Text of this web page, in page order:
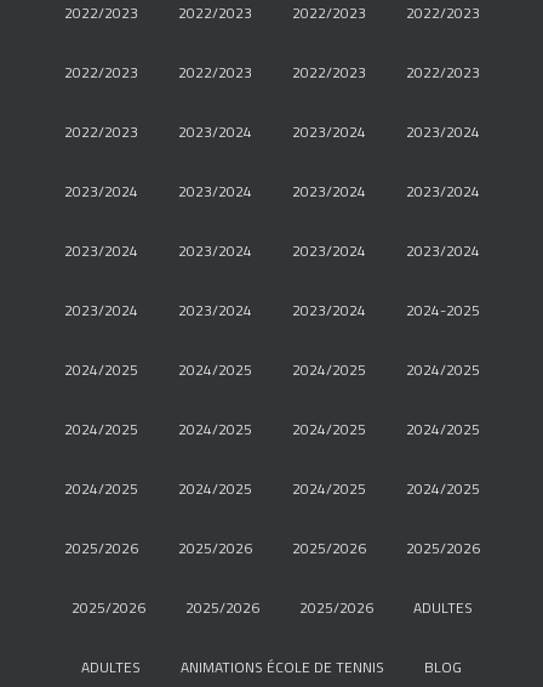
2022/2023 2022/2023 2022/2023 2022/2023
2022/2023 2022/2023 2022/2023 2022/2023
2022/2023 2023/2024 2023/2024 2023/2024
2023/2024 2023/2024 2023/2024 2023/2024
2023/2024 2023/2024 2023/2024 2023/2024
2023/2024 2023/2024 2023/2024 2024-2025
2024/2025 2024/2025 2024/2025 2024/2025
2024/2025 2024/2025 2024/2025 2024/2025
2024/2025 2024/2025 2024/2025 2024/2025
2025/2026 2025/2026 2025/2026 2025/2026
2025/2026 2025/2026 2025/2026 ADULTES
ADULTES ANIMATIONS ÉCOLE DE TENNIS BLOG